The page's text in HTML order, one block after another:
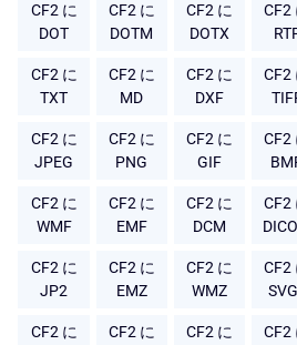
CF2 に
DOT
CF2 に
DOTM
CF2 に
DOTX
CF2
CF2 に
TXT
CF2 に
MD
CF2 に
DXF
CF2
CF2 に
JPEG
CF2 に
PNG
CF2 に
GIF
CF2
CF2 に
WMF
CF2 に
EMF
CF2 に
DCM
CF2
CF2 に
JP2
CF2 に
EMZ
CF2 に
WMZ
CF2
CF2 に
CF2 に
CF2 に
CF2